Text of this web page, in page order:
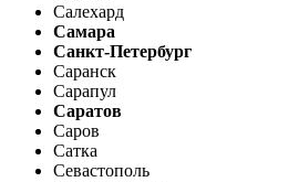
Салехард
Самара
Санкт-Петербург
Саранск
Сарапул
Саратов
Саров
Сатка
Севастополь